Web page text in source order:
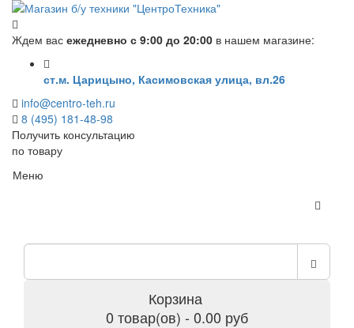
Ждем вас ежедневно с 9:00 до 20:00 в нашем магазине:
ст.м. Царицыно, Касимовская улица, вл.26
info@centro-teh.ru
8 (495) 181-48-98
Получить консультацию
по товару
Меню
Корзина
0 товар(ов) - 0.00 руб